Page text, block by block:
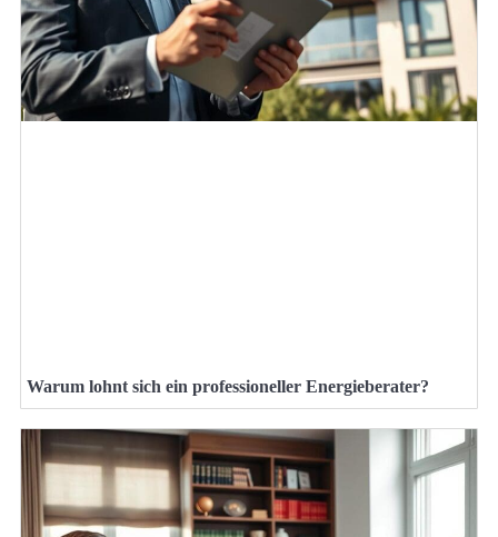
Warum lohnt sich ein professioneller Energieberater?